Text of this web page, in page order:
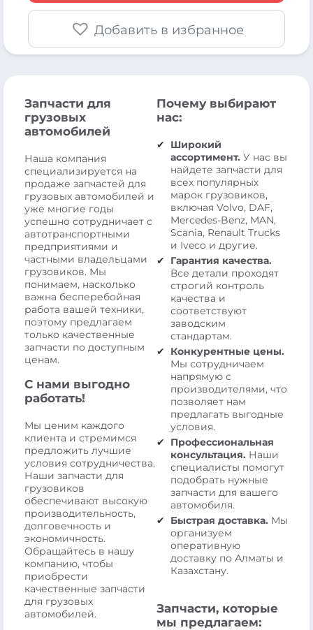
Добавить в избранное
Запчасти для
грузовых
автомобилей
Наша компания
специализируется на
продаже запчастей для
грузовых автомобилей и
уже многие годы
успешно сотрудничает с
автотранспортными
предприятиями и
частными владельцами
грузовиков. Мы
понимаем, насколько
важна бесперебойная
работа вашей техники,
поэтому предлагаем
только качественные
запчасти по доступным
ценам.
С нами выгодно
работать!
Мы ценим каждого
клиента и стремимся
предложить лучшие
условия сотрудничества.
Наши запчасти для
грузовиков
обеспечивают высокую
производительность,
долговечность и
экономичность.
Обращайтесь в нашу
компанию, чтобы
приобрести
качественные запчасти
для грузовых
автомобилей.
Почему выбирают
нас:
Широкий
ассортимент. У нас вы
найдете запчасти для
всех популярных
марок грузовиков,
включая Volvo, DAF,
Mercedes-Benz, MAN,
Scania, Renault Trucks
и Iveco и другие.
Гарантия качества.
Все детали проходят
строгий контроль
качества и
соответствуют
заводским
стандартам.
Конкурентные цены.
Мы сотрудничаем
напрямую с
производителями, что
позволяет нам
предлагать выгодные
условия.
Профессиональная
консультация. Наши
специалисты помогут
подобрать нужные
запчасти для вашего
автомобиля.
Быстрая доставка. Мы
организуем
оперативную
доставку по Алматы и
Казахстану.
Запчасти, которые
мы предлагаем: